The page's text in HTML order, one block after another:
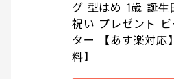
グ 型はめ 1歳 誕
祝い プレゼント ビ
ター 【あす楽対応
料】